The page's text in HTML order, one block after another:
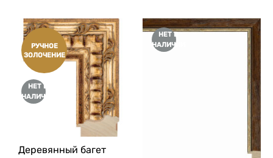
РУЧНОЕ
ЗОЛОЧЕНИЕ
НЕТ В
НАЛИЧИИ
Деревянный багет
НЕТ В
НАЛИЧИИ